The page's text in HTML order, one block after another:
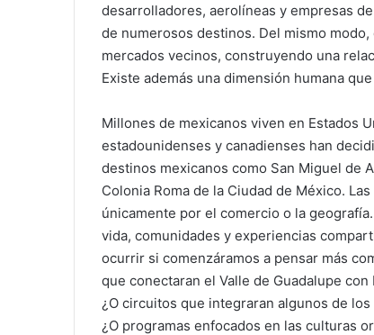
desarrolladores, aerolíneas y empresas
de numerosos destinos. Del mismo
mercados vecinos, construyendo una
Existe además una dimensión humana
Millones de mexicanos viven en Estados
estadounidenses y canadienses han
destinos mexicanos como San Miguel de
Colonia Roma de la Ciudad de México.
únicamente por el comercio o la
vida, comunidades y experiencias
ocurrir si comenzáramos a pensar más
que conectaran el Valle de Guadalupe
¿O circuitos que integraran algunos de
¿O programas enfocados en las culturas